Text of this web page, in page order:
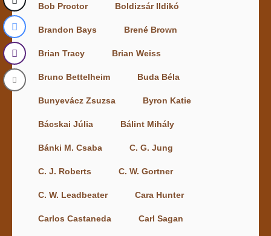
Bob Proctor Boldizsár Ildikó
Brandon Bays Brené Brown
Brian Tracy Brian Weiss
Bruno Bettelheim Buda Béla
Bunyevácz Zsuzsa Byron Katie
Bácskai Júlia Bálint Mihály
Bánki M. Csaba C. G. Jung
C. J. Roberts C. W. Gortner
C. W. Leadbeater Cara Hunter
Carlos Castaneda Carl Sagan